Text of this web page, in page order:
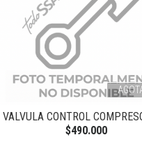
VALVULA CONTROL
$490.000